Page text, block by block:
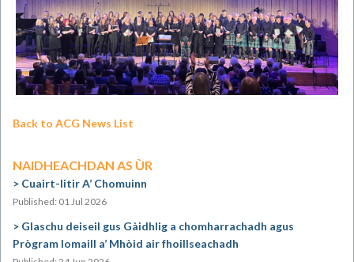
Back to ACG News List
NAIDHEACHDAN AS ÙR
Cuairt-litir A’ Chomuinn
Published: 01 Jul 2026
Glaschu deiseil gus Gàidhlig a chomharrachadh agus
Prògram Iomaill a’ Mhòid air fhoillseachadh